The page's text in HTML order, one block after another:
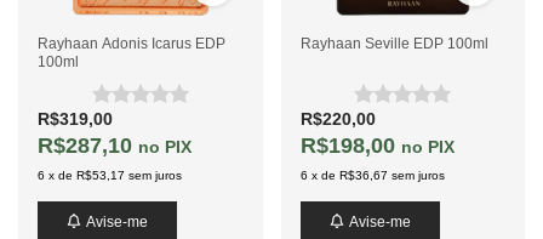
Rayhaan Adonis Icarus EDP
100ml
R$319,00
R$287,10 PIX
6 x de R$53,17 sem juros
Avise-me
Rayhaan Seville EDP 100ml
R$220,00
R$198,00 PIX
6 x de R$36,67 sem juros
Avise-me